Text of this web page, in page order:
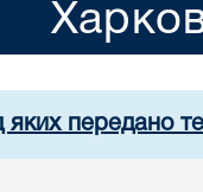
яких передано